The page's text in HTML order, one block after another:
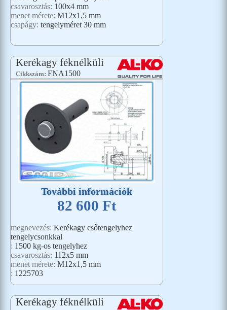
csavarosztás: 100x4 mm
menet mérete: M12x1,5 mm
csapágy: tengelyméret 30 mm
Kerékagy féknélküli
Cikkszám: FNA1500
További információk
82 600 Ft
megnevezés: Kerékagy csőtengelyhez
tengelycsonkkal
: 1500 kg-os tengelyhez
csavarosztás: 112x5 mm
menet mérete: M12x1,5 mm
: 1225703
Kerékagy féknélküli